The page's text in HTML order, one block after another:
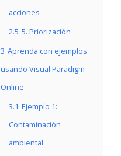
acciones
2.5 5. Priorización
3 Aprenda con ejemplos
usando Visual Paradigm
Online
3.1 Ejemplo 1:
Contaminación
ambiental